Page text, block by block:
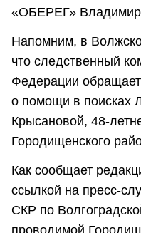
«ОБЕРЕГ» Владимир
Напомним, в
что следственный
Федерации
о помощи в поисках
Крысановой, 48-
Городищенского
Как сообщает
ссылкой на пресс-
СКР по